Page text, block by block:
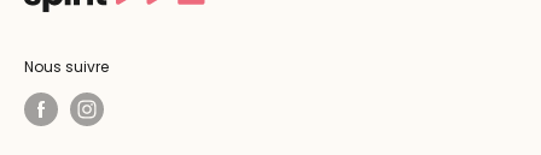
Nous suivre